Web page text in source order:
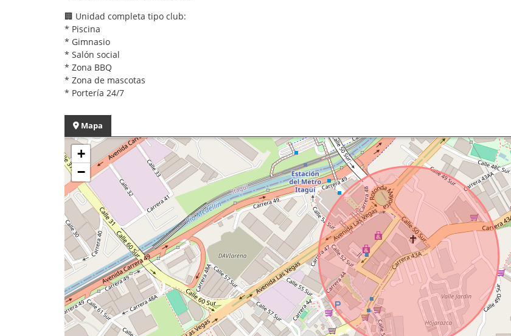
🏢 Unidad completa tipo club:
* Piscina
* Gimnasio
* Salón social
* Zona BBQ
* Zona de mascotas
* Portería 24/7
Mapa
+
−